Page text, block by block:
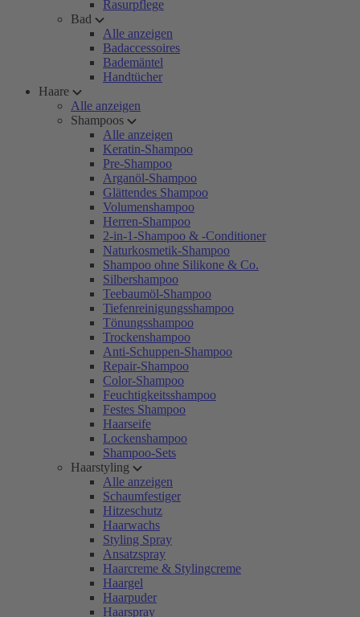
Rasurpflege
Bad
Alle anzeigen
Badaccessoires
Bademäntel
Handtücher
Haare
Alle anzeigen
Shampoos
Alle anzeigen
Keratin-Shampoo
Pre-Shampoo
Arganöl-Shampoo
Glättendes Shampoo
Volumenshampoo
Herren-Shampoo
2-in-1-Shampoo & -Conditioner
Naturkosmetik-Shampoo
Shampoo ohne Silikone & Co.
Silbershampoo
Teebaumöl-Shampoo
Tiefenreinigungsshampoo
Tönungsshampoo
Trockenshampoo
Anti-Schuppen-Shampoo
Repair-Shampoo
Color-Shampoo
Feuchtigkeitsshampoo
Festes Shampoo
Haarseife
Lockenshampoo
Shampoo-Sets
Haarstyling
Alle anzeigen
Schaumfestiger
Hitzeschutz
Haarwachs
Styling Spray
Ansatzspray
Haarcreme & Stylingcreme
Haargel
Haarpuder
Haarspray